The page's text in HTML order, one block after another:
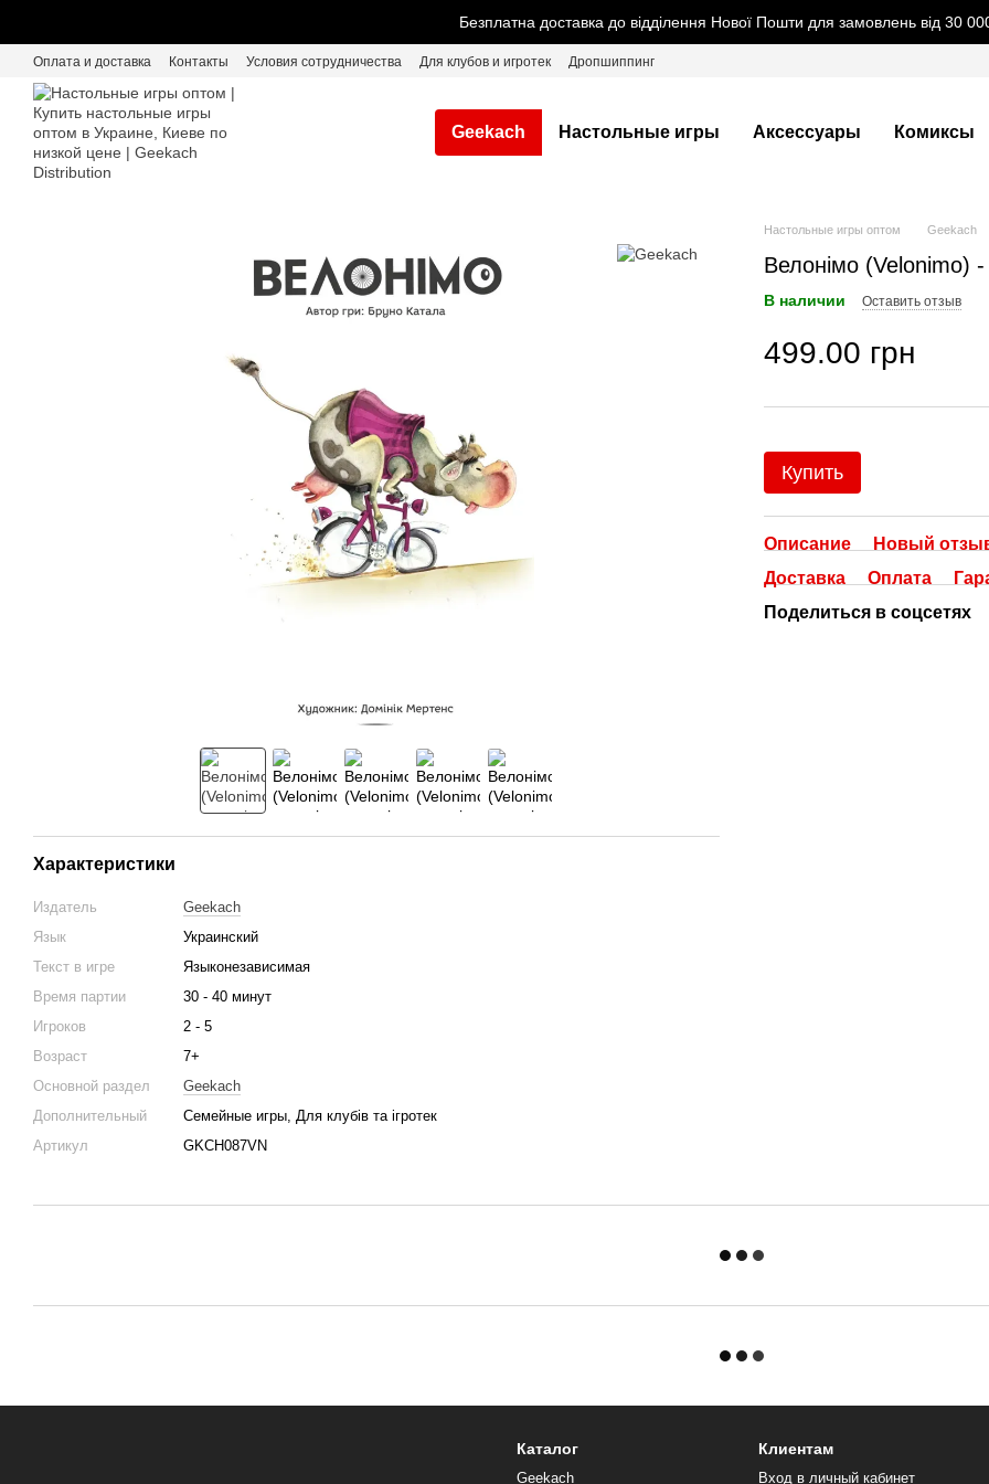
Безплатна доставка до відділення Нової Пошти для замовлень від 30
Оплата и доставка Контакты Условия сотрудничества Для клубов и игротек Дропшиппинг
Geekach Настольные игры Аксессуары Комиксы
Характеристики
Издатель
Geekach
Язык
Украинский
Текст в игре
Языконезависимая
Время партии
30 - 40 минут
Игроков
2 - 5
Возраст
7+
Основной раздел
Geekach
Дополнительный
Семейные игры, Для клубів та ігротек
Артикул
GKCH087VN
Настольные игры оптом Geekach
Велонімо (Velonimo) -
В наличии Оставить отзыв
499.00 грн
Купить
Описание
Новый
Доставка
Оплата
Поделиться в соцсетях
Каталог
Geekach
Клиентам
Вход в личный кабинет